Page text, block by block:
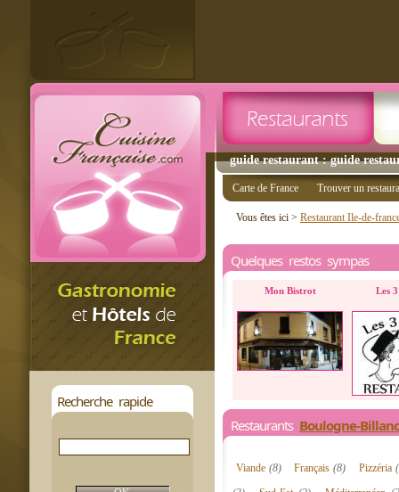
guide restaurant : guide
Recherche rapide
Carte de France Trouver un
Vous êtes ici > Restaurant Ile-de-
Quelques restos sympas
Mon Bistrot Les
Restaurants Boulogne-
Viande(8) Français(8) Pizzéria